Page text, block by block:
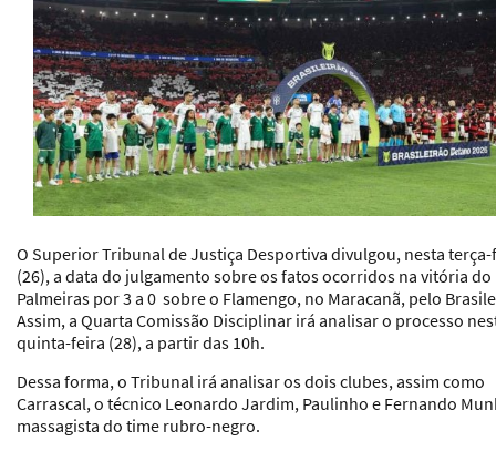
O Superior Tribunal de Justiça Desportiva divulgou, nesta
(26), a data do julgamento sobre os fatos ocorridos na vitória do
Palmeiras por 3 a 0 sobre o Flamengo, no Maracanã, pelo
Assim, a Quarta Comissão Disciplinar irá analisar o processo
quinta-feira (28), a partir das 10h.
Dessa forma, o Tribunal irá analisar os dois clubes, assim como
Carrascal, o técnico Leonardo Jardim, Paulinho e Fernando
massagista do time rubro-negro.